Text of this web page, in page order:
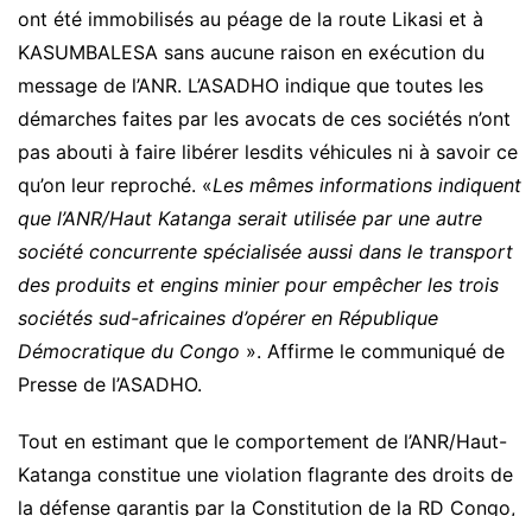
ont été immobilisés au péage de la route Likasi et à
KASUMBALESA sans aucune raison en exécution du
message de l’ANR. L’ASADHO indique que toutes les
démarches faites par les avocats de ces sociétés n’ont
pas abouti à faire libérer lesdits véhicules ni à savoir ce
qu’on leur reproché. «Les mêmes informations indiquent
que l’ANR/Haut Katanga serait utilisée par une autre
société concurrente spécialisée aussi dans le transport
des produits et engins minier pour empêcher les trois
sociétés sud-africaines d’opérer en République
Démocratique du Congo ». Affirme le communiqué de
Presse de l’ASADHO.
Tout en estimant que le comportement de l’ANR/Haut-
Katanga constitue une violation flagrante des droits de
la défense garantis par la Constitution de la RD Congo,